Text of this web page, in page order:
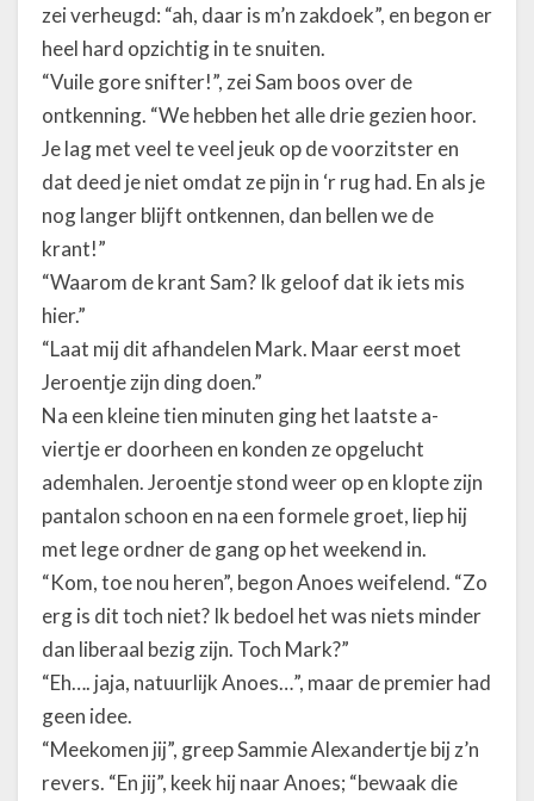
zei verheugd: “ah, daar is m’n zakdoek”, en begon er
heel hard opzichtig in te snuiten.
“Vuile gore snifter!”, zei Sam boos over de
ontkenning. “We hebben het alle drie gezien hoor.
Je lag met veel te veel jeuk op de voorzitster en
dat deed je niet omdat ze pijn in ‘r rug had. En als je
nog langer blijft ontkennen, dan bellen we de
krant!”
“Waarom de krant Sam? Ik geloof dat ik iets mis
hier.”
“Laat mij dit afhandelen Mark. Maar eerst moet
Jeroentje zijn ding doen.”
Na een kleine tien minuten ging het laatste a-
viertje er doorheen en konden ze opgelucht
ademhalen. Jeroentje stond weer op en klopte zijn
pantalon schoon en na een formele groet, liep hij
met lege ordner de gang op het weekend in.
“Kom, toe nou heren”, begon Anoes weifelend. “Zo
erg is dit toch niet? Ik bedoel het was niets minder
dan liberaal bezig zijn. Toch Mark?”
“Eh…. jaja, natuurlijk Anoes…”, maar de premier had
geen idee.
“Meekomen jij”, greep Sammie Alexandertje bij z’n
revers. “En jij”, keek hij naar Anoes; “bewaak die